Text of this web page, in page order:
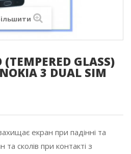
GLASS)
3 DUAL SIM
екран при падінні та
та сколів при контакті з